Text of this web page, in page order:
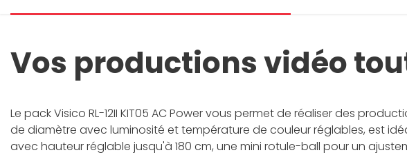
Vos productions vidéo
Le pack Visico RL-12II KIT05 AC Power vous permet de réaliser des
de diamètre avec luminosité et température de couleur réglables, est
avec hauteur réglable jusqu'à 180 cm, une mini rotule-ball pour un